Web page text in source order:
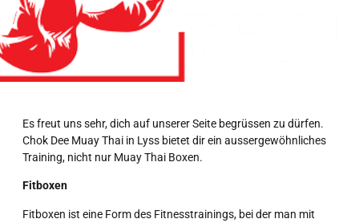
Es freut uns sehr, dich auf unserer Seite begrüssen zu dürfen.
Chok Dee Muay Thai in Lyss bietet dir ein aussergewöhnliches
Training, nicht nur Muay Thai Boxen.
Fitboxen
Fitboxen ist eine Form des Fitnesstrainings, bei der man mit